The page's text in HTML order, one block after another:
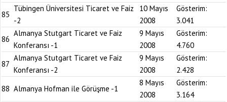
85
Tübingen Üniversitesi Ticaret ve Faiz
-2
10 Mayıs
2008
Gösterim:
3.041
86
Almanya Stutgart Ticaret ve Faiz
Konferansı -1
9 Mayıs
2008
Gösterim:
4.760
87
Almanya Stutgart Ticaret ve Faiz
Konferansı -2
9 Mayıs
2008
Gösterim:
2.428
88 Almanya Hofman ile Görüşme -1
8 Mayıs
2008
Gösterim:
3.164